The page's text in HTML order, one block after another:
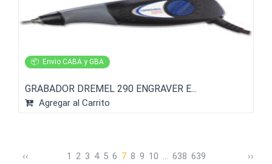
📦 Envio CABA y GBA
GRABADOR DREMEL 290 ENGRAVER E...
Agregar al Carrito
‹‹ 1 2 3 4 5 6 7 8 9 10 ... 638 639 ››